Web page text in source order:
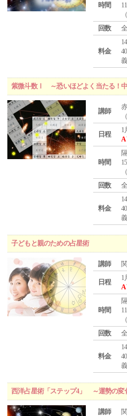
時間
回数
料金
紫微斗数Ⅰ ～恐いほどよく当たる！
講師
日程
1
A
時間
回数
料金
子どもと親のための占星術
講師
日程
1
A
時間
回数
料金
西洋占星術「ステップ4」 ～運勢の変
講師